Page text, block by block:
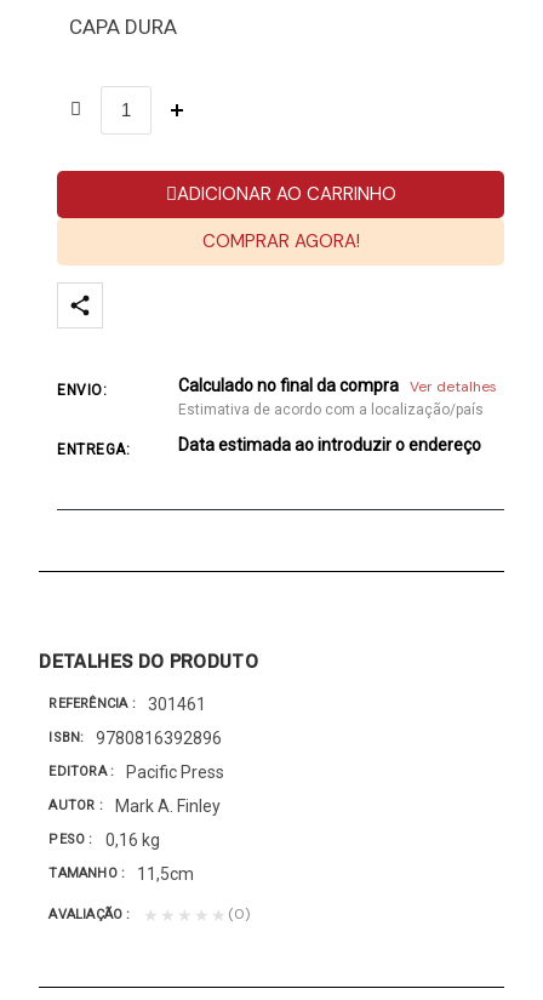
CAPA DURA
ADICIONAR AO CARRINHO
COMPRAR AGORA!
ENVIO: Calculado no final da compra Ver detalhes
Estimativa de acordo com a localização/país
ENTREGA: Data estimada ao introduzir o endereço
DETALHES DO PRODUTO
REFERÊNCIA 301461
ISBN 9780816392896
EDITORA Pacific Press
AUTOR Mark A. Finley
PESO 0,16 kg
TAMANHO 11,5cm
AVALIAÇÃO ★★★★★ (0)